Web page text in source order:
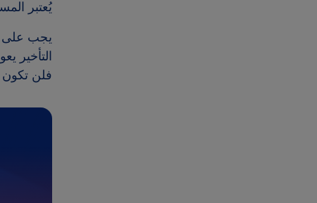
يُعتبر
يجب على
التأخير
فلن